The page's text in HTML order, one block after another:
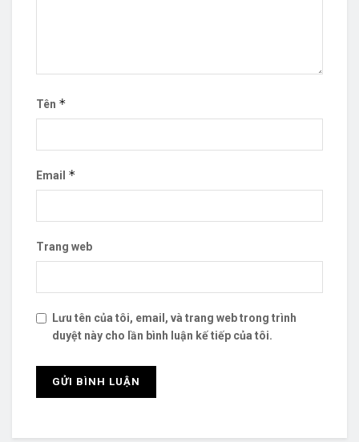
Tên *
Email *
Trang web
Lưu tên của tôi, email, và trang web trong trình
duyệt này cho lần bình luận kế tiếp của tôi.